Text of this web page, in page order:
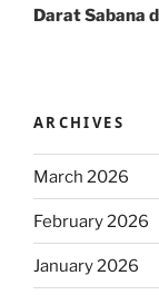
Darat Sabana
ARCHIVES
March 2026
February 2026
January 2026